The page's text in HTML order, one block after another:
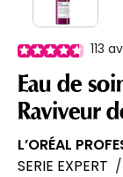
113
Eau de
Raviveur
L’ORÉAL
SERIE EXPERT /